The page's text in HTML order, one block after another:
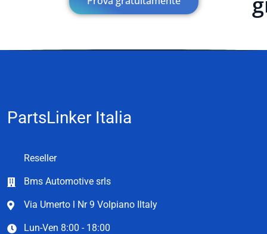
PartsLinker Italia
Reseller
Bms Automotive srls
Via Umerto l Nr 9 Volpiano Iltaly
Lun-Ven 8:00 - 18:00